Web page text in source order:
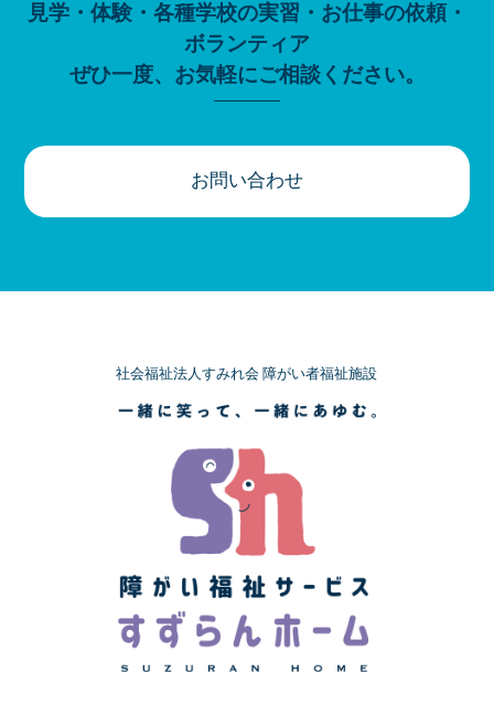
見学・体験・各種学校の実習・お仕事の依頼・
ボランティア
ぜひ一度、お気軽にご相談ください。
お問い合わせ
社会福祉法人すみれ会 障がい者福祉施設